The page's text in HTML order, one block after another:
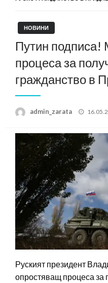
НОВИНИ
Путин подписа!
процеса за
гражданство в
admin_zarata
Posted
Руският президент
опростяващ процеса за